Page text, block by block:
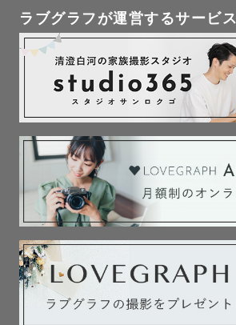
ラブグラフが運営するサービス